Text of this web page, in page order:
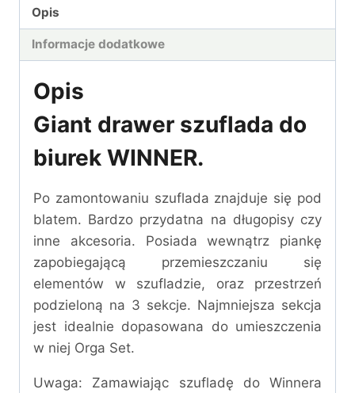
Opis
Informacje dodatkowe
Opis
Giant drawer szuflada do
biurek WINNER.
Po zamontowaniu szuflada znajduje się pod
blatem. Bardzo przydatna na długopisy czy
inne akcesoria. Posiada wewnątrz piankę
zapobiegającą przemieszczaniu się
elementów w szufladzie, oraz przestrzeń
podzieloną na 3 sekcje. Najmniejsza sekcja
jest idealnie dopasowana do umieszczenia
w niej Orga Set.
Uwaga: Zamawiając szufladę do Winnera